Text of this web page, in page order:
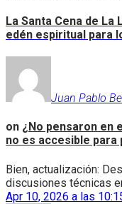
La Santa Cena de La
edén espiritual para
Juan Pablo
on ¿No pensaron en
no es accesible para
Bien, actualización:
discusiones técnicas
Apr 10, 2026 a las